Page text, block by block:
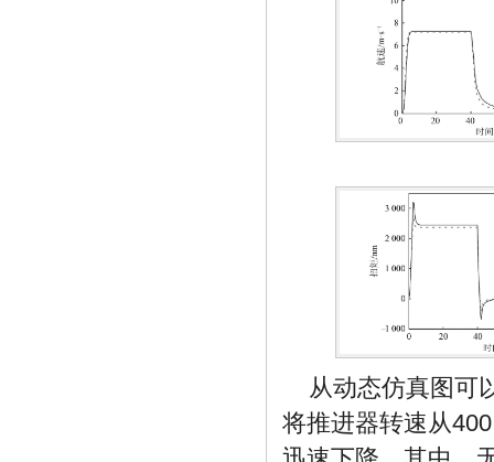
从动态仿真图可
将推进器转速从